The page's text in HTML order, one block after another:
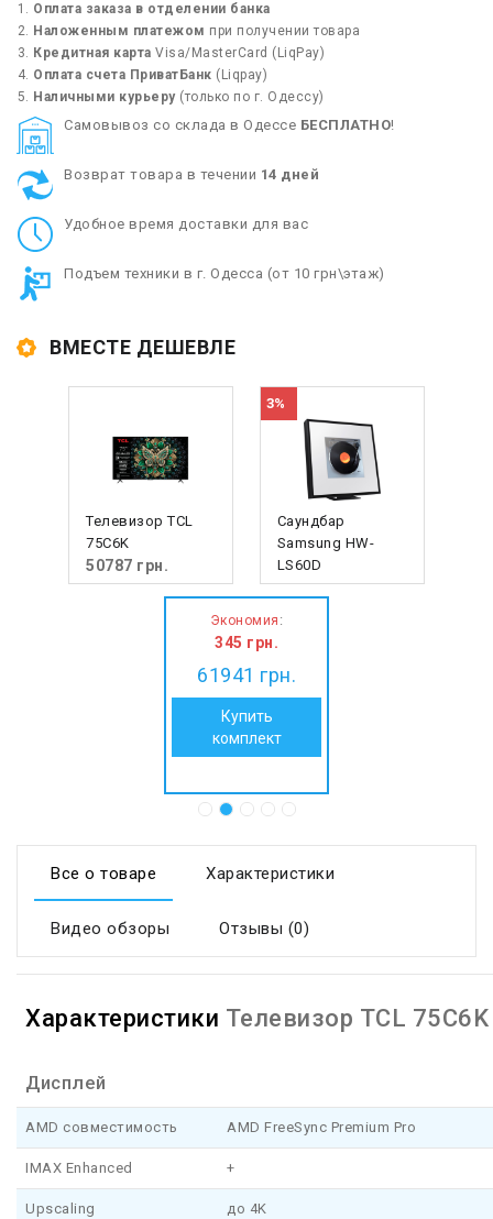
Оплата заказа в отделении банка
Наложенным платежом при получении товара
Кредитная карта Visa/MasterCard (LiqPay)
Оплата счета ПриватБанк (Liqpay)
Наличными курьеру(только по г. Одессу)
Cамовывоз со склада в Одессе БЕСПЛАТНО!
Возврат товара в течении 14 дней
Удобное время доставки для вас
Подъем техники в г. Одесса (от 10 грн\этаж)
ВМЕСТЕ ДЕШЕВЛЕ
Телевизор TCL
75C6K
50787грн.
3%
Саундбар LG
S60T.AUKRLLK
11499 грн.
11154
Экономия
345грн.
61941грн.
Купить
комплект
Все о товаре Характеристики
Видео обзоры Отзывы (0)
Характеристики Телевизор TCL 75C6K
Дисплей
AMD совместимость AMD FreeSync Premium Pro
IMAX Enhanced +
Upscaling до 4K